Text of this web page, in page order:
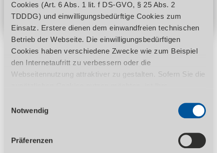
Cookies (Art. 6 Abs. 1 lit. f DS-GVO, § 25 Abs. 2
TDDDG) und einwilligungsbedürftige Cookies zum
Einsatz. Erstere dienen dem einwandfreien technischen
Betrieb der Webseite. Die einwilligungsbedürftigen
Cookies haben verschiedene Zwecke wie zum Beispiel
den Internetaufritt zu verbessern oder die
Webseitennutzung attraktiver zu gestalten. Sofern Sie die
1 TDDDG erforderlich. Ihre erteilte Einwilligung können
Sie jederzeit durch Aufruf des Consent-Banners mit
Wirkung für die Zukunft widerrufen. Nähere Informationen
zu den einzelnen Cookies und die damit in Verbindung
Notwendig
Präferenzen
Produktdetails
TECHNISCHE DATEN